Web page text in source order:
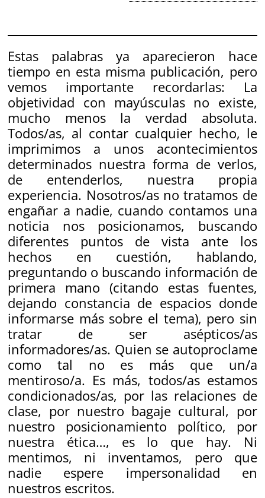
Estas palabras ya aparecieron hace
tiempo en esta misma publicación, pero
vemos importante recordarlas: La
objetividad con mayúsculas no existe,
mucho menos la verdad absoluta.
Todos/as, al contar cualquier hecho, le
imprimimos a unos acontecimientos
determinados nuestra forma de verlos,
de entenderlos, nuestra propia
experiencia. Nosotros/as no tratamos de
engañar a nadie, cuando contamos una
noticia nos posicionamos, buscando
diferentes puntos de vista ante los
hechos en cuestión, hablando,
preguntando o buscando información de
primera mano (citando estas fuentes,
dejando constancia de espacios donde
informarse más sobre el tema), pero sin
tratar de ser asépticos/as
informadores/as. Quien se autoproclame
como tal no es más que un/a
mentiroso/a. Es más, todos/as estamos
condicionados/as, por las relaciones de
clase, por nuestro bagaje cultural, por
nuestro posicionamiento político, por
nuestra ética…, es lo que hay. Ni
mentimos, ni inventamos, pero que
nadie espere impersonalidad en
nuestros escritos.